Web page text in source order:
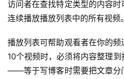
访问者在查找特定类型的内容
连续播放播放列表中的所有视频。
播放列表可帮助观看者在你的
10个视频时，必须将内容整理
——等于写博客时需要把文章分